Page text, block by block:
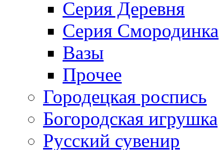
Серия Деревня
Серия Смородинка
Вазы
Прочее
Городецкая роспись
Богородская игрушка
Русский сувенир